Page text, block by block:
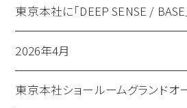
東京本社に「DEEP SENSE / BASE
2026年4月
東京本社ショールームグランドオ